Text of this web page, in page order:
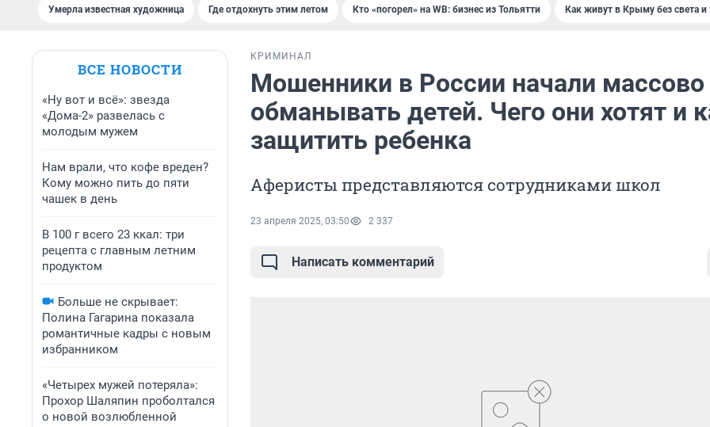
Умерла известная художница Где отдохнуть этим летом Кто «погорел» на WB: бизнес из Тольятти Как живут в Крыму без света и
ВСЕ НОВОСТИ
«Ну вот и всё»: звезда
«Дома-2» развелась с
молодым мужем
Нам врали, что кофе вреден?
Кому можно пить до пяти
чашек в день
В 100 г всего 23 ккал: три
рецепта с главным летним
продуктом
Больше не скрывает:
Полина Гагарина показала
романтичные кадры с новым
избранником
«Четырех мужей потеряла»:
Прохор Шаляпин проболтался
о новой возлюбленной
КРИМИНАЛ
Мошенники в России начали массово
обманывать детей. Чего они хотят и
защитить ребенка
Аферисты представляются сотрудниками школ
23 апреля 2025, 03:50 2 337
Написать комментарий